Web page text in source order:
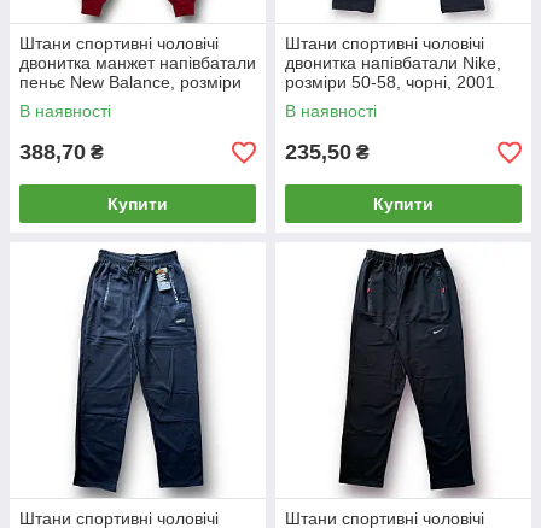
Штани спортивні чоловічі
двонитка манжет напівбатали
пеньє New Balance, розміри
50-58, бордо, 4145
В наявності
388,70 ₴
Купити
Штани спортивні чоловічі
двонитка напівбатали Nike,
розміри 50-58, чорні, 2001
В наявності
235,50 ₴
Купити
Штани спортивні чоловічі Штани спортивні чоловічі